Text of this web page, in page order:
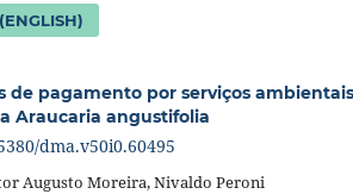
de pagamento por serviços
Araucaria angustifolia
dma.v50i0.60495
Augusto Moreira, Nivaldo Peroni